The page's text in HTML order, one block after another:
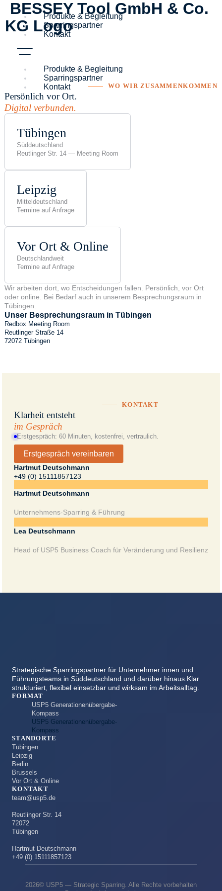
Skip
content
Produkte & Begleitung
Sparringspartner
Kontakt
Produkte & Begleitung
Sparringspartner
Kontakt
BESSEY Tool GmbH & Co.
KG Logo
WO WIR ZUSAMMENKOMMEN
Persönlich vor Ort.
Digital verbunden.
Tübingen
Süddeutschland
Reutlinger Str. 14 — Meeting Room
Leipzig
Mitteldeutschland
Termine auf Anfrage
Vor Ort & Online
Deutschlandweit
Termine auf Anfrage
Wir arbeiten dort, wo Entscheidungen fallen. Persönlich, vor Ort
oder online. Bei Bedarf auch in unserem Besprechungsraum in
Tübingen.
Unser Besprechungsraum in Tübingen
Redbox Meeting Room
Reutlinger Straße 14
72072 Tübingen
KONTAKT
Klarheit entsteht
im Gespräch
Erstgespräch: 60 Minuten, kostenfrei, vertraulich.
Erstgespräch vereinbaren
Hartmut Deutschmann
+49 (0) 15111857123
Hartmut Deutschmann
Unternehmens-Sparring & Führung
Lea Deutschmann
Head of USP5 Business Coach für Veränderung und Resilienz
Strategische Sparringspartner für Unternehmer:innen und
Führungsteams in Süddeutschland und darüber hinaus.Klar
strukturiert, flexibel einsetzbar und wirksam im Arbeitsalltag.
FORMAT
USP5 Generationenübergabe-
Kompass
USP5 Generationenübergabe-
Kompass
STANDORTE
Tübingen
Leipzig
Berlin
Brussels
Vor Ort & Online
KONTAKT
team@usp5.de
Reutlinger Str. 14
72072
Tübingen
Hartmut Deutschmann
+49 (0) 15111857123
2026© USP5 — Strategic Sparring. Alle Rechte vorbehalten